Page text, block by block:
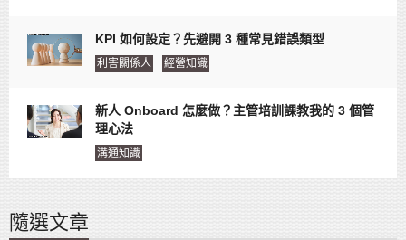
KPI 如何設定？先避開 3 種常見錯誤類型
利害關係人 經營知識
新人 Onboard 怎麼做？主管培訓課教我的 3 個管
理心法
溝通知識
隨選文章